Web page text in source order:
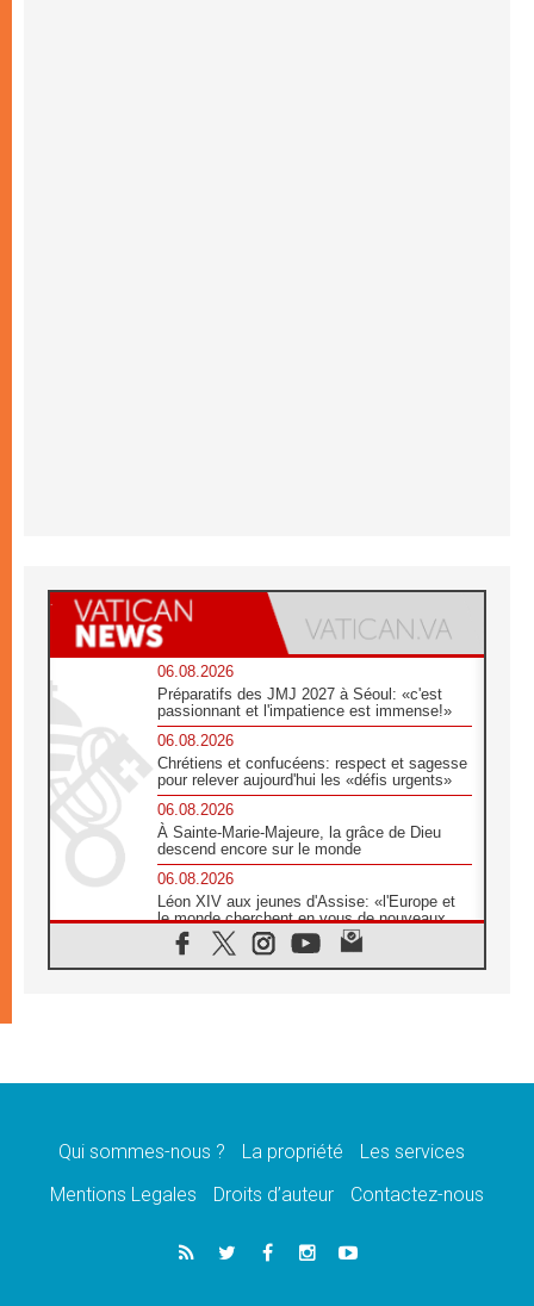
06.08.2026
Préparatifs des JMJ 2027 à Séoul: «c'est
passionnant et l'impatience est immense!»
06.08.2026
Chrétiens et confucéens: respect et sagesse
pour relever aujourd'hui les «défis urgents»
06.08.2026
À Sainte-Marie-Majeure, la grâce de Dieu
descend encore sur le monde
06.08.2026
Léon XIV aux jeunes d'Assise: «l'Europe et
le monde cherchent en vous de nouveaux
saints»
06.08.2026
«construire la civilisation de l'amour»
La visite du Pape en Argentine portera «un
05.08.2026
«La visite du Pape en Uruguay renforcera
Qui sommes-nous ? La propriété
Les services
Mentions Legales
Droits d’auteur Contactez-nous